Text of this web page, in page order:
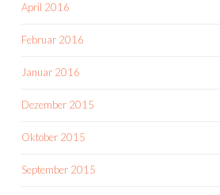
April 2016
Februar 2016
Januar 2016
Dezember 2015
Oktober 2015
September 2015